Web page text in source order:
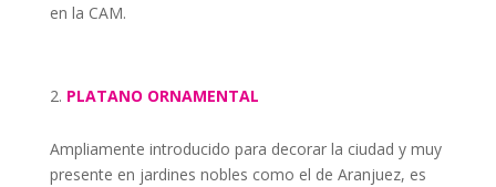
en la CAM.
PLATANO ORNAMENTAL
Ampliamente introducido para decorar la ciudad y muy
presente en jardines nobles como el de Aranjuez, es